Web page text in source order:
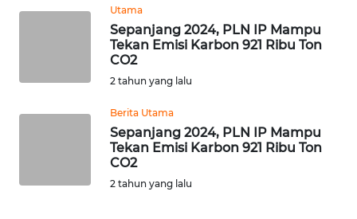
Utama
Sepanjang 2024, PLN IP Mampu
Tekan Emisi Karbon 921 Ribu Ton
CO2
2 tahun yang lalu
Berita Utama
Sepanjang 2024, PLN IP Mampu
Tekan Emisi Karbon 921 Ribu Ton
CO2
2 tahun yang lalu
WN